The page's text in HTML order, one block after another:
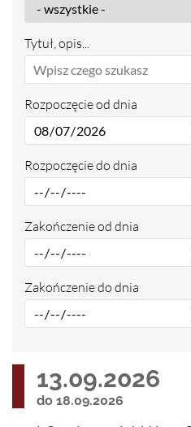
Tytuł, opis...
Rozpoczęcie od dnia
Rozpoczęcie do dnia
Zakończenie od dnia
Zakończenie do dnia
13.09.2026
do 18.09.2026